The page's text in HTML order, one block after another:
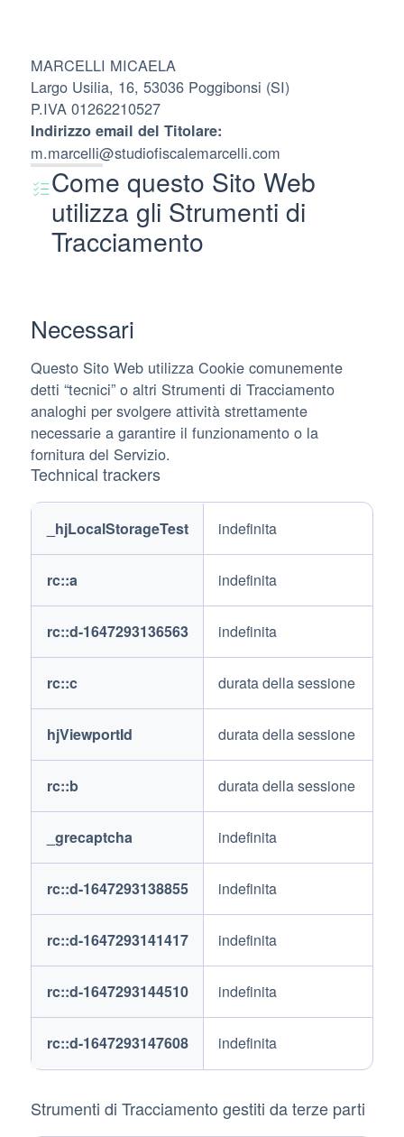
MARCELLI MICAELA
Largo Usilia, 16, 53036 Poggibonsi (SI)
P.IVA 01262210527
Indirizzo email del Titolare:
m.marcelli@studiofiscalemarcelli.com
Come questo Sito Web
utilizza gli Strumenti di
Tracciamento
Necessari
Questo Sito Web utilizza Cookie comunemente
detti “tecnici” o altri Strumenti di Tracciamento
analoghi per svolgere attività strettamente
necessarie a garantire il funzionamento o la
fornitura del Servizio.
Technical trackers
name
duration
_hjLocalStorageTest indefinita
rc::a indefinita
rc::d-1647293136563 indefinita
rc::c durata della sessione
hjViewportId durata della sessione
rc::b durata della sessione
_grecaptcha indefinita
rc::d-1647293138855 indefinita
rc::d-1647293141417 indefinita
rc::d-1647293144510 indefinita
rc::d-1647293147608 indefinita
Strumenti di Tracciamento gestiti da terze parti